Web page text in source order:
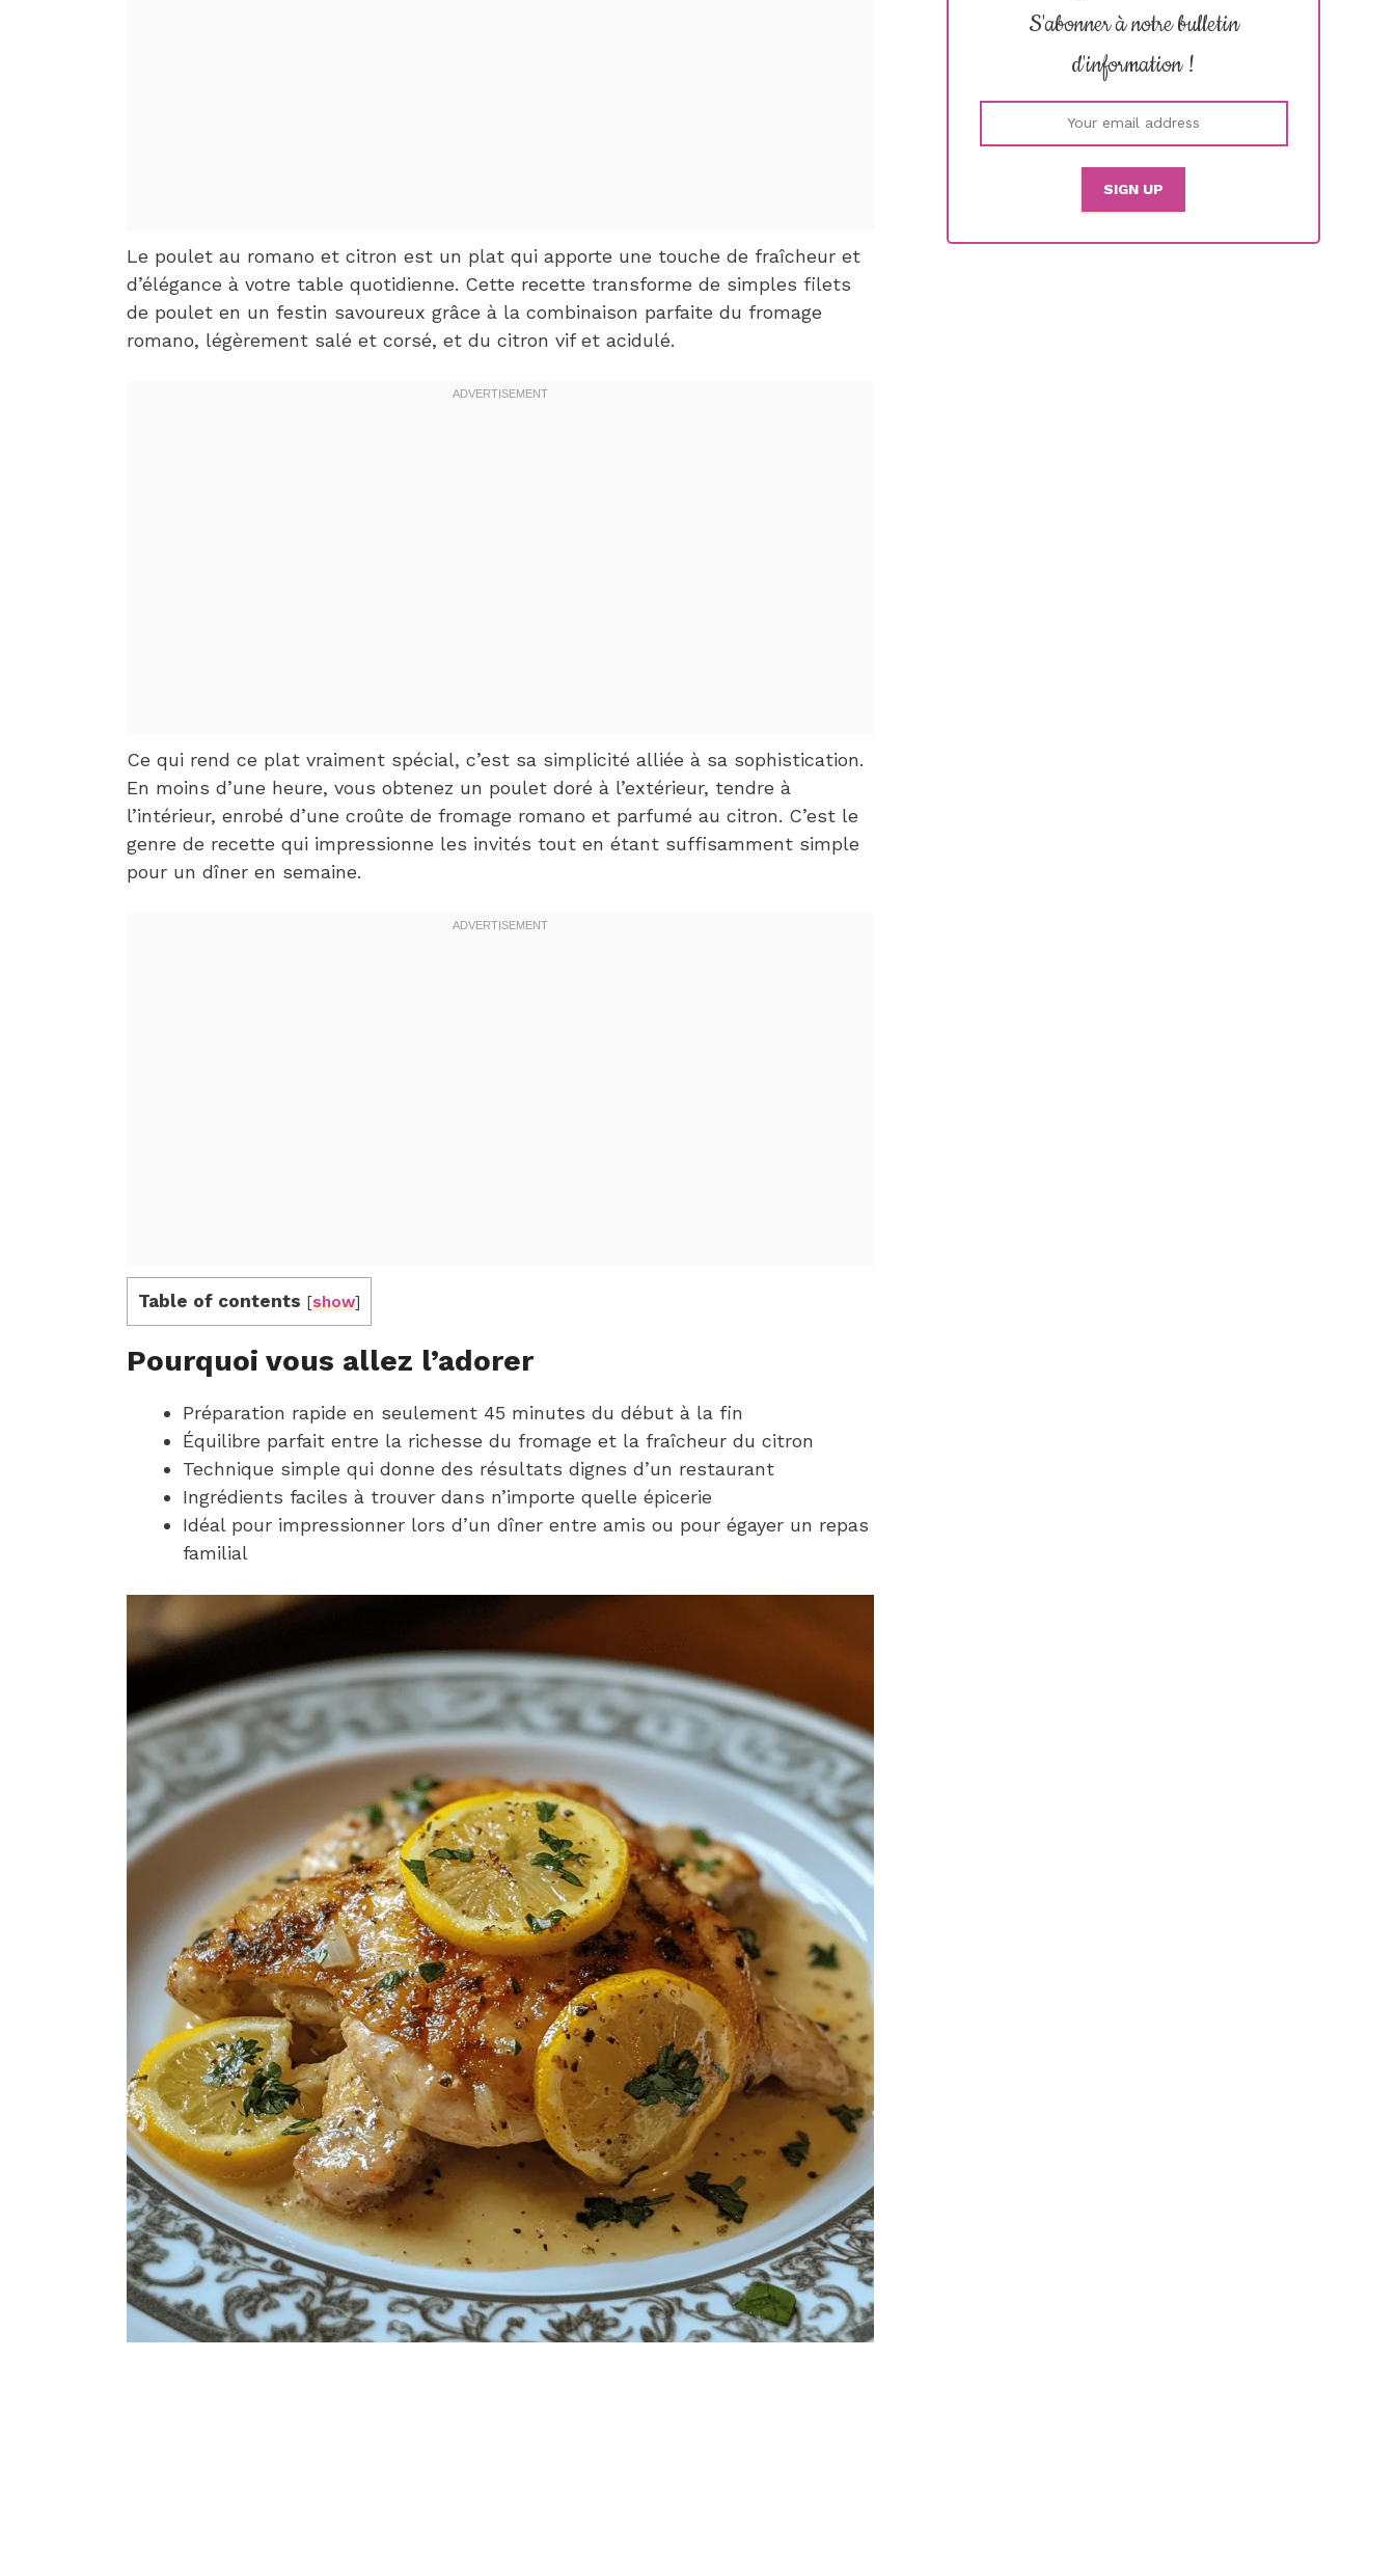
Le poulet au romano et citron est un plat qui apporte une touche de fraîcheur et
d’élégance à votre table quotidienne. Cette recette transforme de simples filets
de poulet en un festin savoureux grâce à la combinaison parfaite du fromage
romano, légèrement salé et corsé, et du citron vif et acidulé.
Ce qui rend ce plat vraiment spécial, c’est sa simplicité alliée à sa sophistication.
En moins d’une heure, vous obtenez un poulet doré à l’extérieur, tendre à
l’intérieur, enrobé d’une croûte de fromage romano et parfumé au citron. C’est le
genre de recette qui impressionne les invités tout en étant suffisamment simple
pour un dîner en semaine.
Table of contents [show]
Pourquoi vous allez l’adorer
Préparation rapide en seulement 45 minutes du début à la fin
Équilibre parfait entre la richesse du fromage et la fraîcheur du citron
Technique simple qui donne des résultats dignes d’un restaurant
Ingrédients faciles à trouver dans n’importe quelle épicerie
Idéal pour impressionner lors d’un dîner entre amis ou pour égayer un repas
familial
S'abonner à notre bulletin
d'information !